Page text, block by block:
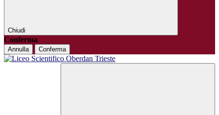
Chiudi
Conferma
Annulla Conferma